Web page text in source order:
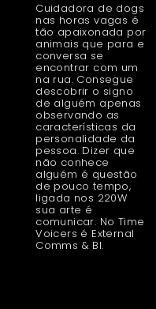
Cuidadora de dogs
nas horas vagas é
tão apaixonada por
animais que para e
conversa se
encontrar com um
na rua. Consegue
descobrir o signo
de alguém apenas
observando as
características da
personalidade da
pessoa. Dizer que
não conhece
alguém é questão
de pouco tempo,
ligada nos 220W
sua arte é
comunicar. No Time
Voicers é External
Comms & BI.